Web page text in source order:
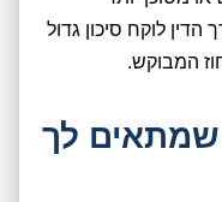
הדין לוקח סיכון גדול
המבוקש.
שמתאים לך